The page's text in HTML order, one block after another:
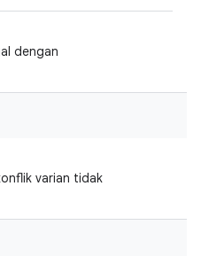
dengan
varian tidak